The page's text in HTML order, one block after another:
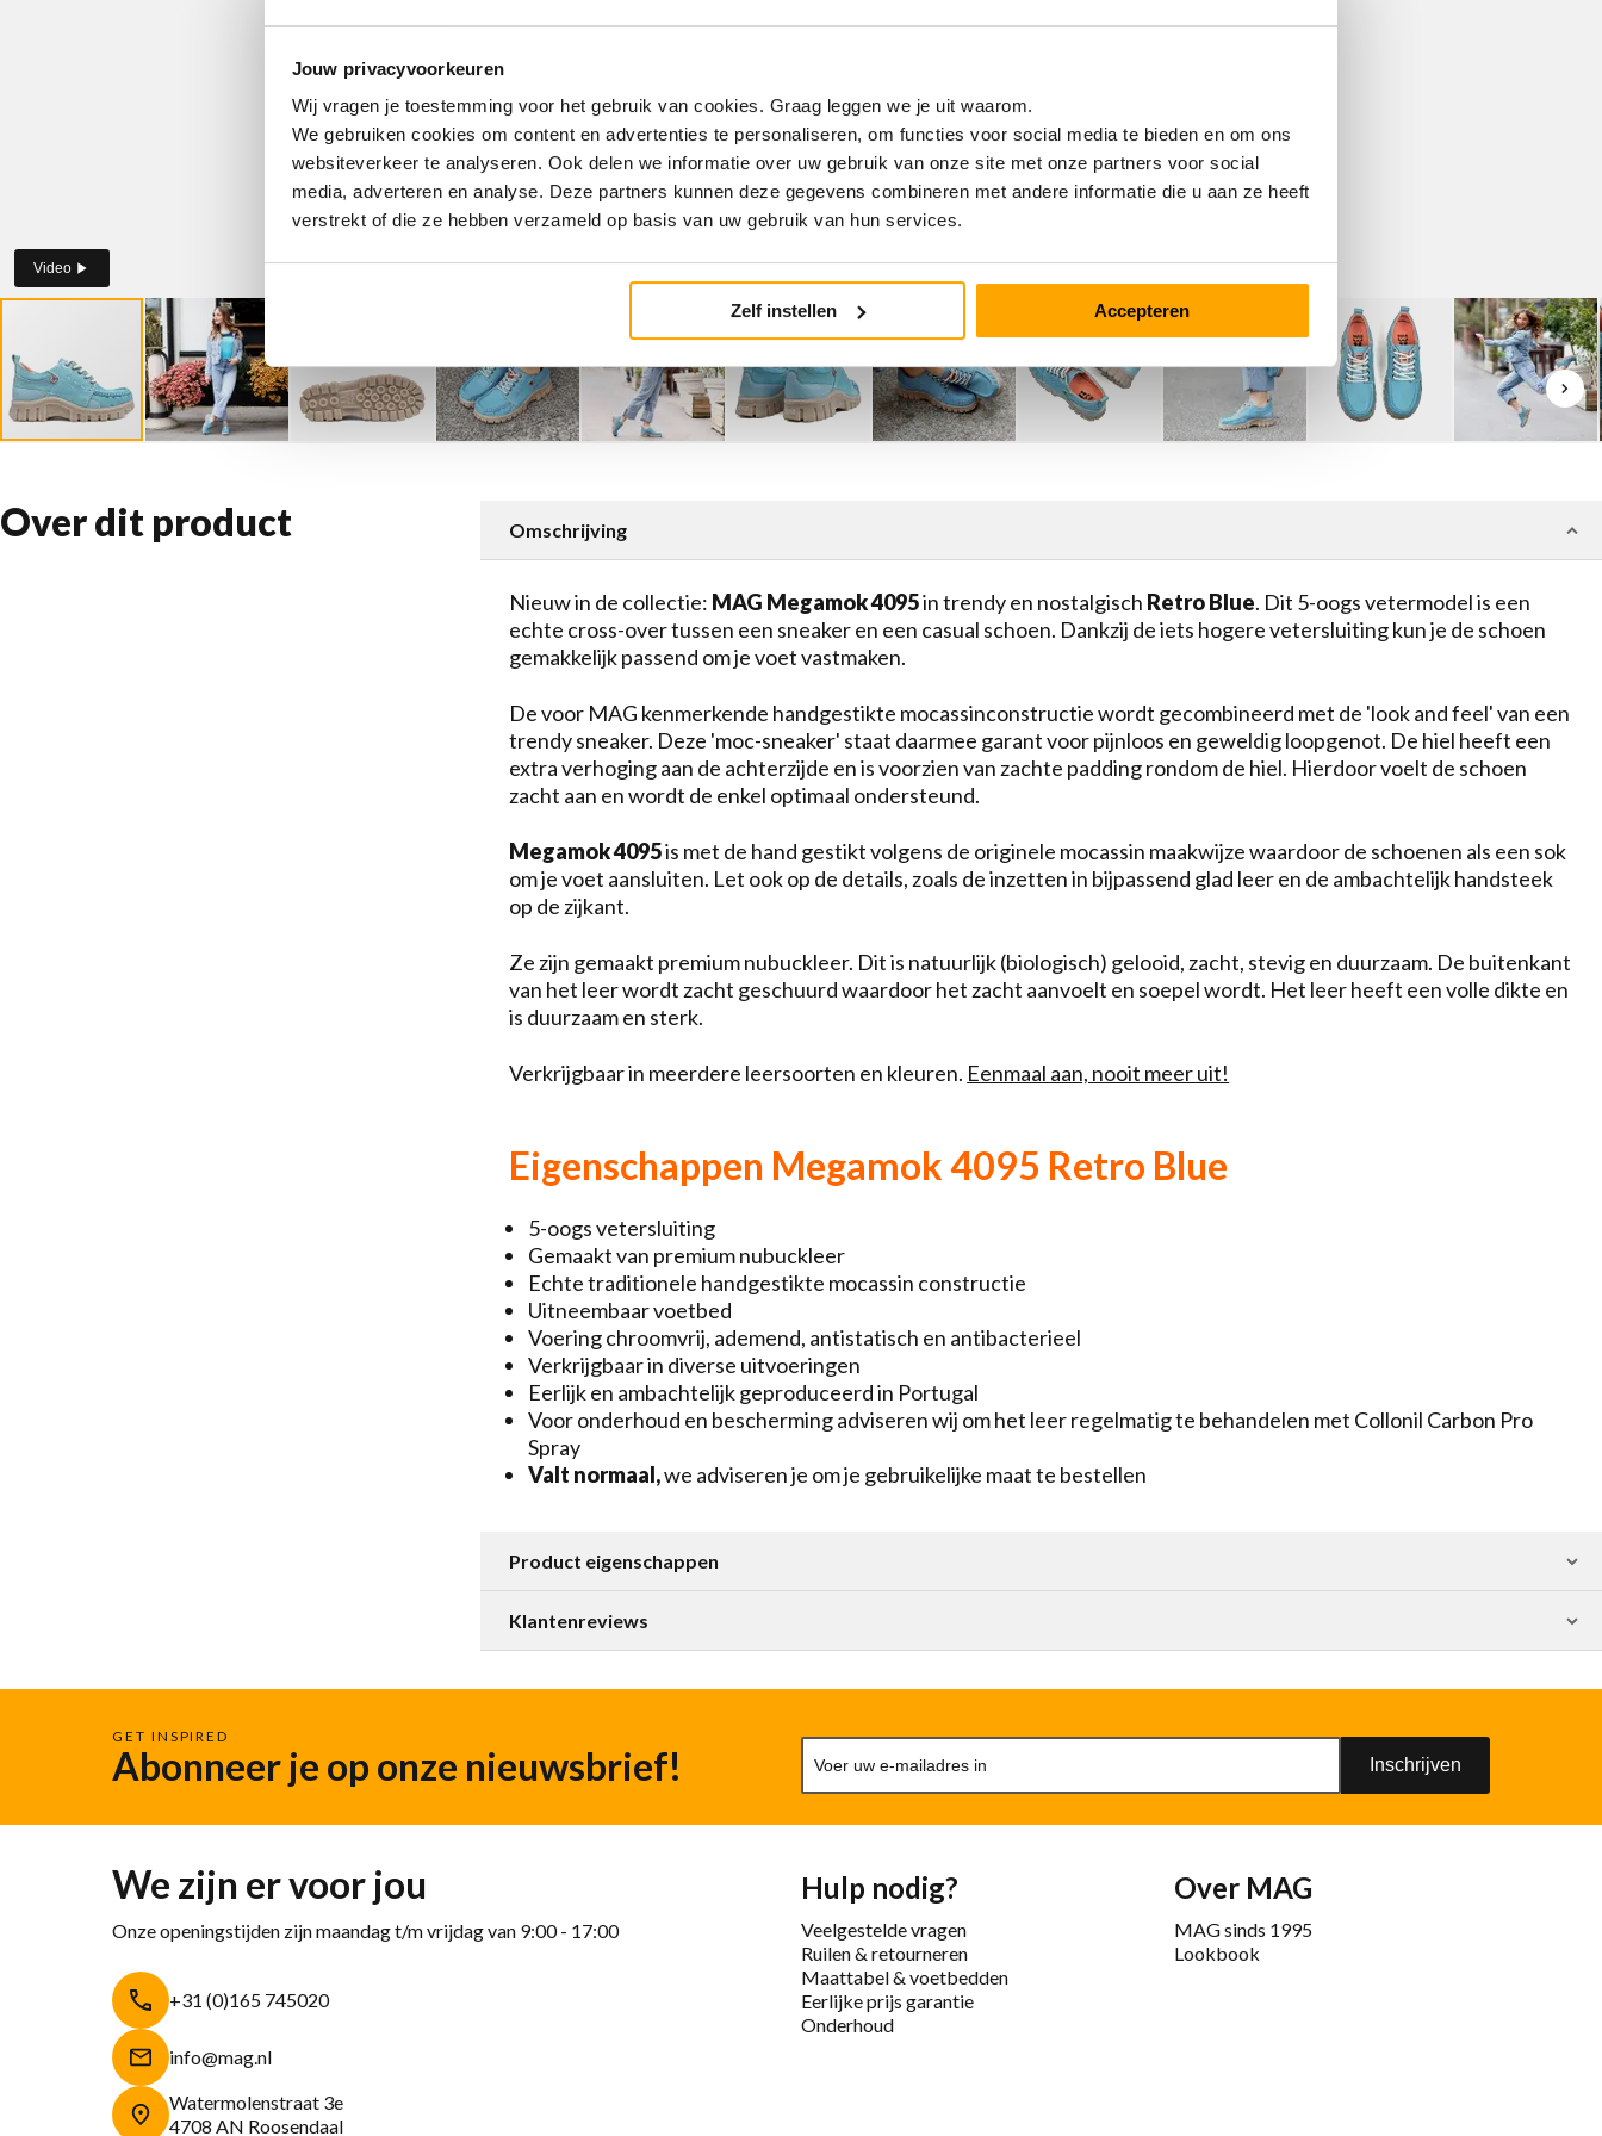
Jouw privacyvoorkeuren
Wij vragen je toestemming voor het gebruik van cookies. Graag leggen we je uit waarom.
We gebruiken cookies om content en advertenties te personaliseren, om functies voor social media te bieden en om ons
websiteverkeer te analyseren. Ook delen we informatie over uw gebruik van onze site met onze partners voor social
media, adverteren en analyse. Deze partners kunnen deze gegevens combineren met andere informatie die u aan ze heeft
verstrekt of die ze hebben verzameld op basis van uw gebruik van hun services.
Zelf instellen Accepteren
Video
Over dit product Omschrijving
Nieuw in de collectie: MAG Megamok 4095in trendy en nostalgisch Retro Blue. Dit 5-oogs vetermodel is een
echte cross-over tussen een sneaker en een casual schoen. Dankzij de iets hogere vetersluiting kun je de schoen
gemakkelijk passend om je voet vastmaken.
De voor MAG kenmerkende handgestikte mocassinconstructie wordt gecombineerd met de 'look and feel' van een
trendy sneaker. Deze 'moc-sneaker' staat daarmee garant voor pijnloos en geweldig loopgenot. De hiel heeft een
extra verhoging aan de achterzijde en is voorzien van zachte padding rondom de hiel. Hierdoor voelt de schoen
zacht aan en wordt de enkel optimaal ondersteund.
Megamok 4095is met de hand gestikt volgens de originele mocassin maakwijze waardoor de schoenen als een sok
om je voet aansluiten. Let ook op de details, zoals de inzetten in bijpassend glad leer en de ambachtelijk handsteek
op de zijkant.
Ze zijn gemaakt premium nubuckleer. Dit is natuurlijk (biologisch) gelooid, zacht, stevig en duurzaam. De buitenkant
van het leer wordt zacht geschuurd waardoor het zacht aanvoelt en soepel wordt. Het leer heeft een volle dikte en
is duurzaam en sterk.
Verkrijgbaar in meerdere leersoorten en kleuren. Eenmaal aan, nooit meer uit!
Eigenschappen Megamok 4095 Retro Blue
5-oogs vetersluiting
Gemaakt van premium nubuckleer
Echte traditionele handgestikte mocassin constructie
Uitneembaar voetbed
Voering chroomvrij, ademend, antistatisch en antibacterieel
Verkrijgbaar in diverse uitvoeringen
Eerlijk en ambachtelijk geproduceerd in Portugal
Voor onderhoud en bescherming adviseren wij om het leer regelmatig te behandelen met Collonil Carbon Pro
Spray
Valt normaal,we adviseren je om je gebruikelijke maat te bestellen
Product eigenschappen
Klantenreviews
GET INSPIRED
Abonneer je op onze nieuwsbrief! Inschrijven
We zijn er voor jou
Onze openingstijden zijn maandag t/m vrijdag van 9:00 - 17:00
+31 (0)165 745020
info@mag.nl
Watermolenstraat 3e
4708 AN Roosendaal
Hulp nodig?
Veelgestelde vragen
Ruilen & retourneren
Maattabel & voetbedden
Eerlijke prijs garantie
Onderhoud
Over MAG
MAG sinds 1995
Lookbook